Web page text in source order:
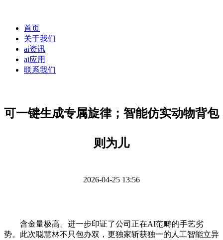
首页
关于我们
ai资讯
ai应用
联系我们
可一键生成专属旋律；智能仿实动物背包
则为儿
2026-04-25 13:56
含金量极高。进一步印证了公司正在AI范畴的手艺劣
势。此次聪慧林不只包办双，更独家斩获独一的人工智能立异